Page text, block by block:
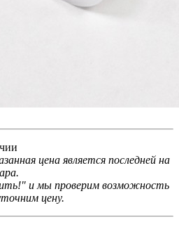
цена является последней на
и мы проверим возможность
цену.